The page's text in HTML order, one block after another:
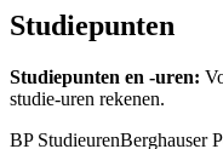
Studiepunten
Studiepunten en -uren:
studie-uren rekenen.
BP StudieurenBerghauser